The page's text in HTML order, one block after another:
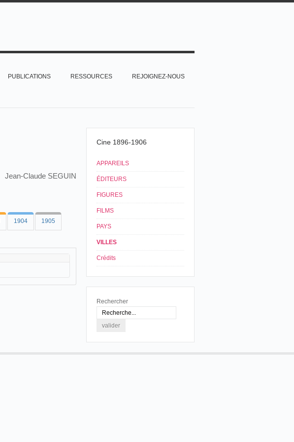
PUBLICATIONS RESSOURCES REJOIGNEZ-NOUS
Jean-Claude SEGUIN
1904 1905
Cine 1896-1906
APPAREILS
ÉDITEURS
FIGURES
FILMS
PAYS
VILLES
Crédits
Rechercher